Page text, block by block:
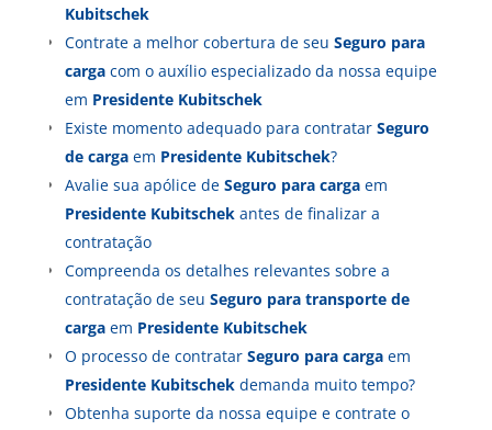
Kubitschek
Contrate a melhor cobertura de seu Seguro para
cargacom o auxílio especializado da nossa equipe
em Presidente Kubitschek
Existe momento adequado para contratar Seguro
de cargaem Presidente Kubitschek?
Avalie sua apólice de Seguro para cargaem
Presidente Kubitschekantes de finalizar a
contratação
Compreenda os detalhes relevantes sobre a
contratação de seu Seguro para transporte de
cargaem Presidente Kubitschek
O processo de contratar Seguro para cargaem
Presidente Kubitschekdemanda muito tempo?
Obtenha suporte da nossa equipe e contrate o